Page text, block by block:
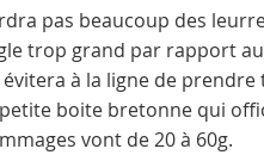
pas beaucoup des
trop grand par rapport
à la ligne de
boite bretonne qui
vont de 20 à 60g.